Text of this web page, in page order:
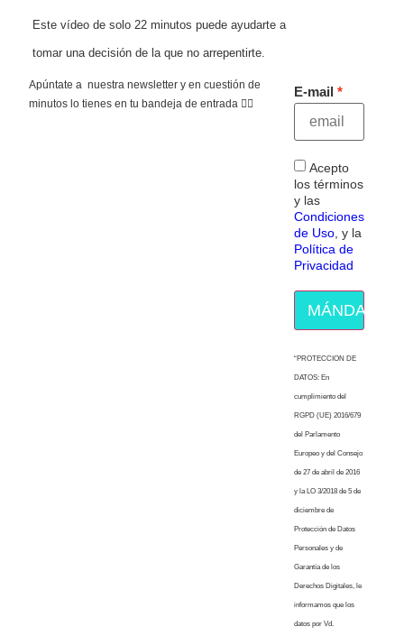
Este vídeo de solo 22 minutos puede ayudarte a
tomar una decisión de la que no arrepentirte.
Apúntate a nuestra newsletter y en cuestión de
minutos lo tienes en tu bandeja de entrada 👇🏻
E-mail
Acepto
los términos
y las
Condiciones
de Uso, y la
Política de
Privacidad
MÁNDAME
“PROTECCION DE
DATOS: En
cumplimiento del
RGPD (UE) 2016/679
del Parlamento
Europeo y del Consejo
de 27 de abril de 2016
y la LO 3/2018 de 5 de
diciembre de
Protección de Datos
Personales y de
Garantía de los
Derechos Digitales, le
informamos que los
datos por Vd.